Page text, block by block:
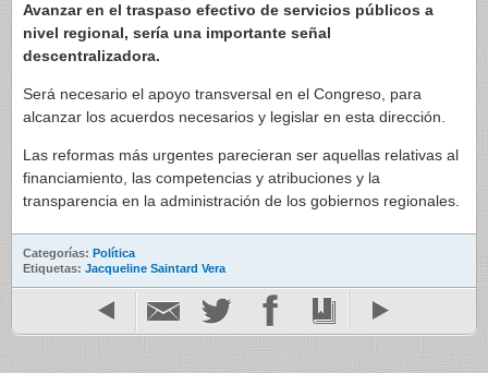
Avanzar en el traspaso efectivo de servicios públicos a
nivel regional, sería una importante señal
descentralizadora.
Será necesario el apoyo transversal en el Congreso, para
alcanzar los acuerdos necesarios y legislar en esta dirección.
Las reformas más urgentes parecieran ser aquellas relativas al
financiamiento, las competencias y atribuciones y la
transparencia en la administración de los gobiernos regionales.
Categorías: Política
Etiquetas: Jacqueline Saintard Vera